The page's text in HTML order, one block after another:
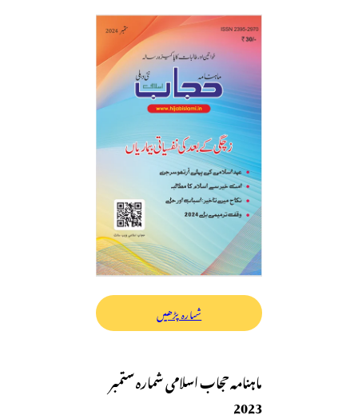
شمارہ پڑھیں
ماہنامہ حجاب اسلامی شمارہ ستمبر
2023